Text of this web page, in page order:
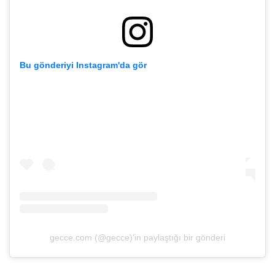
Bu gönderiyi Instagram'da gör
gecce.com (@gecce)'in paylaştığı bir gönderi